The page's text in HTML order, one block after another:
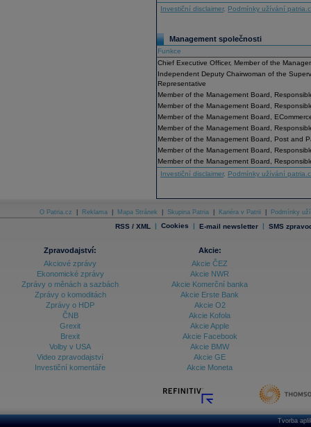
Investiční disclaimer, Podmínky užívání
Management společnosti
Funkce
Chief Executive Officer, Member of the
Independent Deputy Chairwoman of the
Representative
Member of the Management Board,
Member of the Management Board,
Member of the Management Board,
Member of the Management Board,
Member of the Management Board, Post and
Member of the Management Board,
Member of the Management Board,
Investiční disclaimer, Podmínky užívání
O Patria.cz Reklama Mapa Stránek Skupina Patria Kariéra v Patrii Podmínky
RSS / XML | Cookies | E-mail newsletter | SMS
Zpravodajství:
Akciové zprávy
Ekonomické zprávy
Zprávy o měnách a sazbách
Zprávy o komoditách
Zprávy o HDP
ČNB
Grexit
Brexit
Volby v USA
Video zpravodajství
Investiční komentáře
Akcie:
Akcie ČEZ
Akcie NWR
Akcie Komerční banka
Akcie Erste Bank
Akcie O2
Akcie Kofola
Akcie Apple
Akcie Facebook
Akcie BMW
Akcie GE
Akcie Moneta
Tvorba